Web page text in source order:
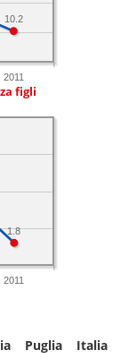
2011
10.2
figli
2011
1.8
Puglia Italia